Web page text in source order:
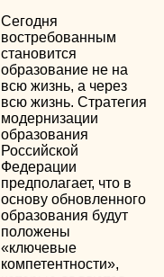
Сегодня
востребованным
становится
образование не на
всю жизнь, а через
всю жизнь. Стратегия
модернизации
образования
Российской
Федерации
предполагает, что в
основу обновленного
образования будут
положены
«ключевые
компетентности»,